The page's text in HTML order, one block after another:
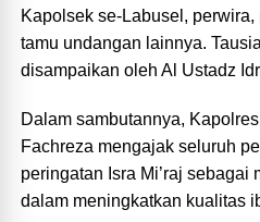
Kapolsek se-Labusel,
tamu undangan lainnya.
disampaikan oleh Al Ustadz
Dalam sambutannya,
Fachreza mengajak seluruh
peringatan Isra Mi’raj sebagai
dalam meningkatkan kualitas